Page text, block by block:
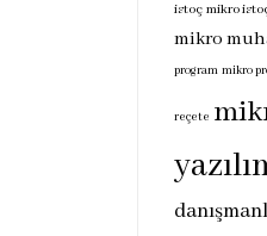
istoç mikro
mikro
program mikro
reçete